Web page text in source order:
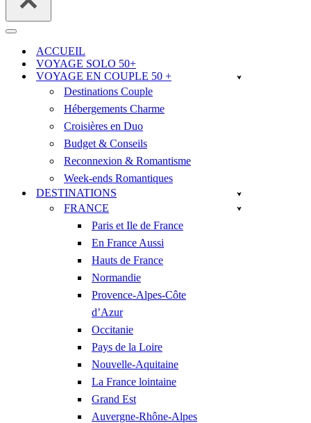
Menu
navigationACCUEIL
VOYAGE SOLO 50+
VOYAGE EN COUPLE 50 +
Destinations Couple
Hébergements Charme
Croisières en Duo
Budget & Conseils
Reconnexion & Romantisme
Week-ends Romantiques
DESTINATIONS
FRANCE
Paris et Ile de France
En France Aussi
Hauts de France
Normandie
Provence-Alpes-Côte
d’Azur
Occitanie
Pays de la Loire
Nouvelle-Aquitaine
La France lointaine
Grand Est
Auvergne-Rhône-Alpes